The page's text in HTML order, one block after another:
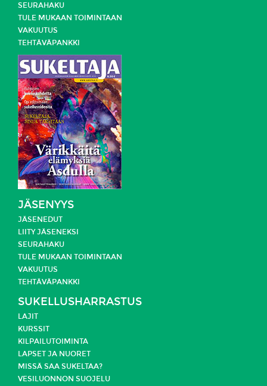
SEURAHAKU
TULE MUKAAN TOIMINTAAN
VAKUUTUS
TEHTÄVÄPANKKI
JÄSENYYS
JÄSENEDUT
LIITY JÄSENEKSI
SEURAHAKU
TULE MUKAAN TOIMINTAAN
VAKUUTUS
TEHTÄVÄPANKKI
SUKELLUSHARRASTUS
LAJIT
KURSSIT
KILPAILUTOIMINTA
LAPSET JA NUORET
MISSÄ SAA SUKELTAA?
VESILUONNON SUOJELU